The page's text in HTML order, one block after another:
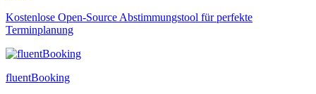
Kostenlose Open-Source Abstimmungstool für perfekte
Terminplanung
fluentBooking